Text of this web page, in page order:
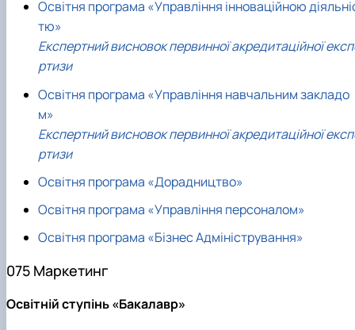
Освітня програма «Управління інноваційною
тю»
Експертний висновок первинної акредитаційної
ртизи
Освітня програма «Управління навчальним закладо
м»
Експертний висновок первинної акредитаційної
ртизи
Освітня програма «Дорадництво»
Освітня програма «Управління персоналом»
Освітня програма «Бізнес Адміністрування»
075 Маркетинг
Освітній ступінь «Бакалавр»